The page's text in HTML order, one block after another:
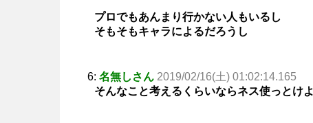
プロでもあんまり行かない人もいるし
そもそもキャラによるだろうし
6: 名無しさん 2019/02/16(土) 01:02:14.165
そんなこと考えるくらいならネス使っとけよ